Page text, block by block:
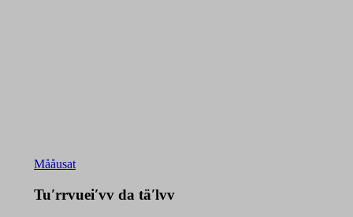
Mååusat
Tuʹrrvueiʹvv da täʹlvv